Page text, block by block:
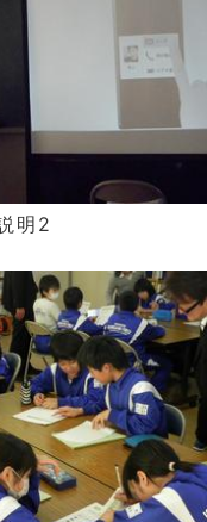
明2